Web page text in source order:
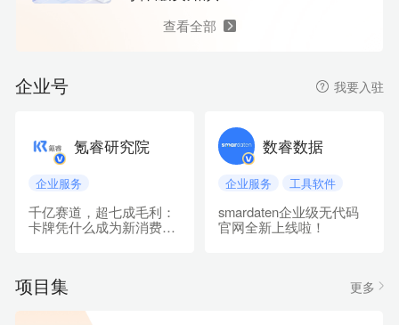
查看全部
企业号 我要入驻
氪睿研究院
企业服务
千亿赛道，超七成毛利：
卡牌凭什么成为新消费的
数睿数据
企业服务 工具软件
smardaten企业级无代码
官网全新上线啦！
项目集 更多